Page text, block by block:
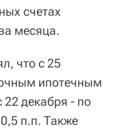
счетах
месяца.
что с 25
ипотечным
декабря - по
п.п. Также